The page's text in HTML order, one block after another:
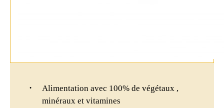
Alimentation avec 100% de végétaux ,
minéraux et vitamines